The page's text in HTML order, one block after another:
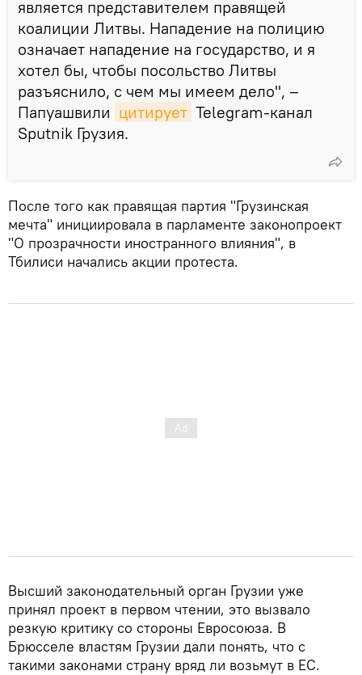
является представителем правящей
коалиции Литвы. Нападение на полицию
означает нападение на государство, и я
хотел бы, чтобы посольство Литвы
разъяснило, с чем мы имеем дело", –
Папуашвили цитирует Telegram-канал
Sputnik Грузия.
После того как правящая партия "Грузинская
мечта" инициировала в парламенте законопроект
"О прозрачности иностранного влияния", в
Тбилиси начались акции протеста.
Высший законодательный орган Грузии уже
принял проект в первом чтении, это вызвало
резкую критику со стороны Евросоюза. В
Брюсселе властям Грузии дали понять, что с
такими законами страну вряд ли возьмут в ЕС.